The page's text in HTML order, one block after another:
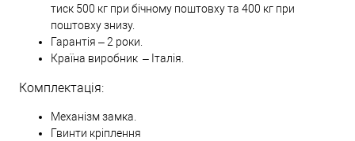
тиск 500 кг при бічному поштовху та 400 кг при
поштовху знизу.
Гарантія – 2 роки.
Країна виробник – Італія.
Комплектація:
Механізм замка.
Гвинти кріплення